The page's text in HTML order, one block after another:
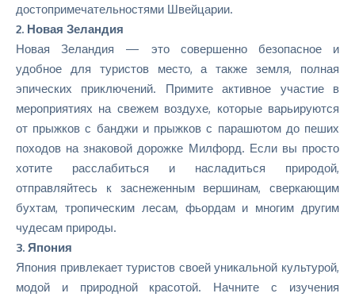
достопримечательностями Швейцарии.
2. Новая Зеландия
Новая Зеландия — это совершенно безопасное и
удобное для туристов место, а также земля, полная
эпических приключений. Примите активное участие в
мероприятиях на свежем воздухе, которые варьируются
от прыжков с банджи и прыжков с парашютом до пеших
походов на знаковой дорожке Милфорд. Если вы просто
хотите расслабиться и насладиться природой,
отправляйтесь к заснеженным вершинам, сверкающим
бухтам, тропическим лесам, фьордам и многим другим
чудесам природы.
3. Япония
Япония привлекает туристов своей уникальной культурой,
модой и природной красотой. Начните с изучения